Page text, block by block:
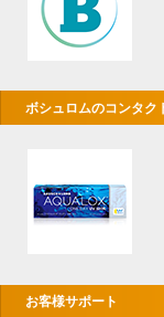
ボシュロムのコンタク
お客様サポート